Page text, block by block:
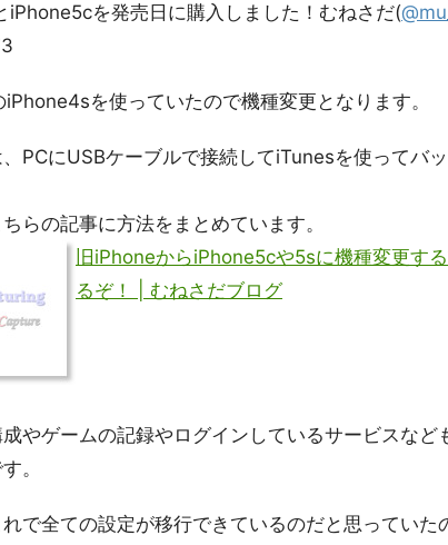
iPhone5cを発売日に購入しました！むねさだ(
を使っていたので機種変更となります。
PCにUSBケーブルで接続してiTunesを使ってバ
らの記事に方法をまとめています。
旧iPhoneからiPhone5cや5sに機種変更す
るぞ！ | むねさだブログ
やゲームの記録やログインしているサービスな
。
で全ての設定が移行できているのだと思ってい